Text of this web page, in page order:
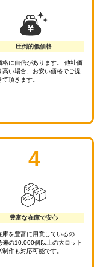
圧倒的低価格
格に自信があります。 他社価
高い場合、お安い価格でご提
て頂きます。
4
豊富な在庫で安心
庫を豊富に用意しているの
遽の10,000個以上の大ロット
制作も対応可能です。